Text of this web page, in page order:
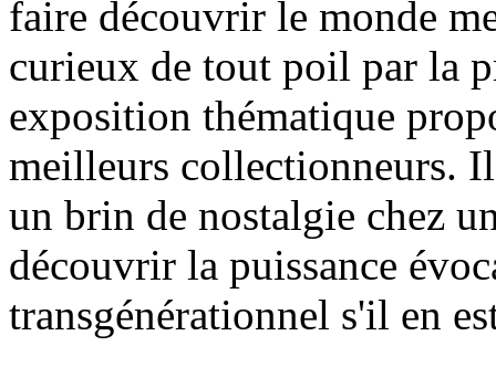
faire découvrir le monde
curieux de tout poil par la
exposition thématique
meilleurs collectionneurs.
un brin de nostalgie chez
découvrir la puissance
transgénérationnel s'il en